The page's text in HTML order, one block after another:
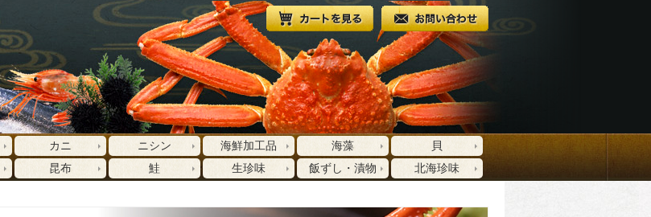
カニ ニシン 海鮮加工品 海藻
貝
昆布 鮭 生珍味 飯ずし・漬物 北海珍味